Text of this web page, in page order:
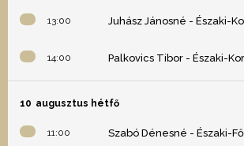
13:00 Juhász Jánosné - Északi-
14:00 Palkovics Tibor - Északi-
10 augusztus hétfő
11:00 Szabó Dénesné - Északi-